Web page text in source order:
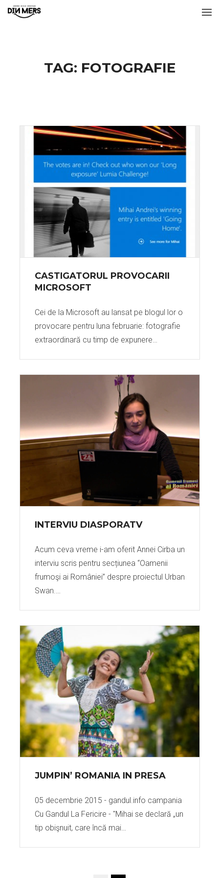
TAG: FOTOGRAFIE
CASTIGATORUL PROVOCARII
MICROSOFT
Cei de la Microsoft au lansat pe blogul lor o
provocare pentru luna februarie: fotografie
extraordinară cu timp de expunere…
INTERVIU DIASPORATV
Acum ceva vreme i-am oferit Annei Cirba un
interviu scris pentru secțiunea “Oamenii
frumoşi ai României” despre proiectul Urban
Swan.…
JUMPIN’ ROMANIA IN PRESA
05 decembrie 2015 - gandul.info campania
Cu Gandul La Fericire - "Mihai se declară „un
tip obişnuit, care încă mai…